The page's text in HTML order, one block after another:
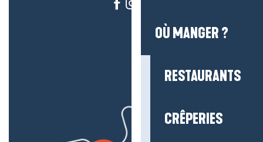
OÙ MANGER ?
RESTAURANTS
CRÊPERIES